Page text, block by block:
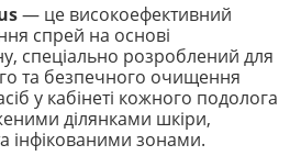
— це високоефективний
спрей на основі
спеціально розроблений для
та безпечного очищення
у кабінеті кожного подолога
ділянками шкіри,
інфікованими зонами.